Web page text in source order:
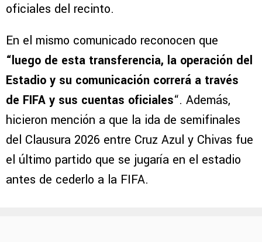
oficiales del recinto.
En el mismo comunicado reconocen que
“luego de esta transferencia, la operación del
Estadio y su comunicación correrá a través
de FIFA y sus cuentas oficiales“. Además,
hicieron mención a que la ida de semifinales
del Clausura 2026 entre Cruz Azul y Chivas fue
el último partido que se jugaría en el estadio
antes de cederlo a la FIFA.